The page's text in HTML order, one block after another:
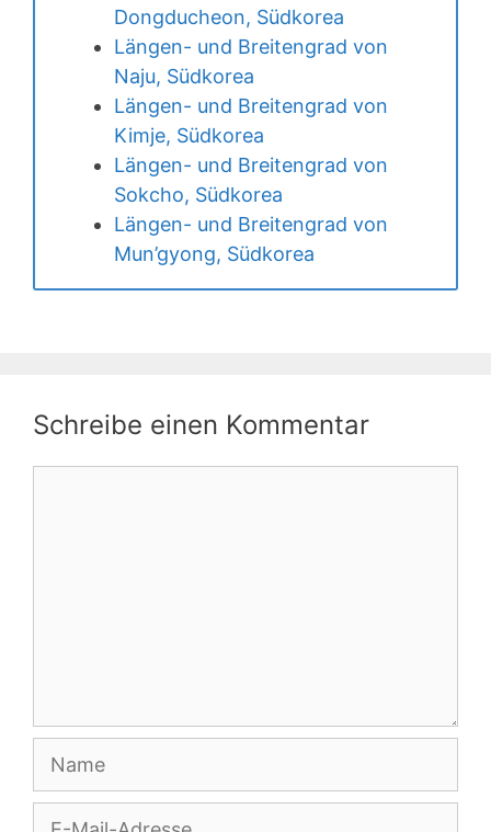
Dongducheon, Südkorea
Längen- und Breitengrad von
Naju, Südkorea
Längen- und Breitengrad von
Kimje, Südkorea
Längen- und Breitengrad von
Sokcho, Südkorea
Längen- und Breitengrad von
Mun’gyong, Südkorea
Schreibe einen Kommentar